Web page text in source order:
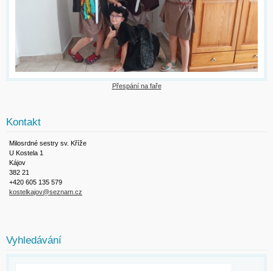
Přespání na faře
Kontakt
Milosrdné sestry sv. Kříže
U Kostela 1
Kájov
382 21
+420 605 135 579
kostelkajov@seznam.cz
Vyhledávání